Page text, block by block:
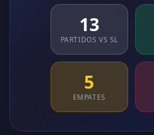
13
PARTIDOS VS SL
5
EMPATES